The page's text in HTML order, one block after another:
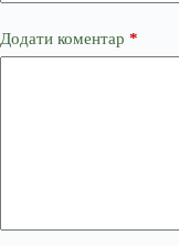
Додати коментар *